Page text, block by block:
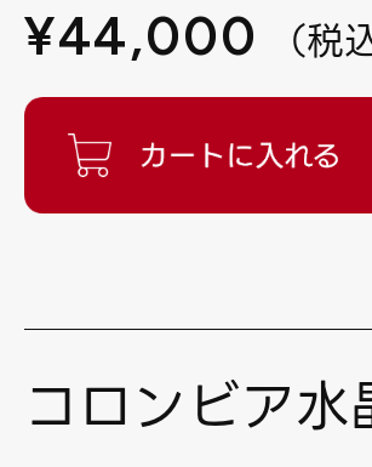
¥44,000 （税
コロンビア